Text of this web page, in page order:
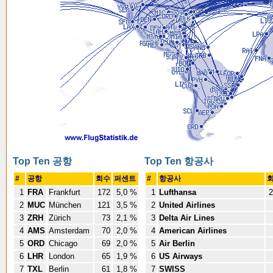
Top Ten 공항
# 공항 회수 퍼센트
1 FRA Frankfurt 172
5,0 %
2 MUC München 121
3,5 %
3 ZRH Zürich 73
2,1 %
4 AMS Amsterdam 70
2,0 %
5 ORD Chicago 69
2,0 %
6 LHR London 65
1,9 %
7 TXL Berlin 61 1,8 %
Top Ten 항공사
# 항공사
1 Lufthansa
2 United Airlines
3 Delta Air Lines
4 American Airlines
5 Air Berlin
6 US Airways
7 SWISS